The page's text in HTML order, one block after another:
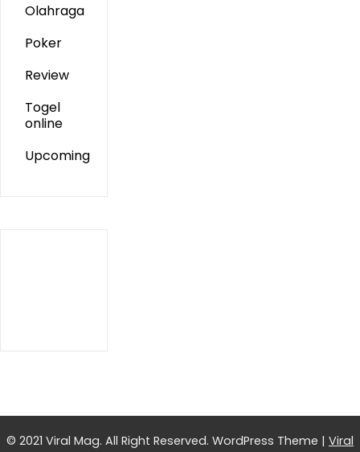
Olahraga
Poker
Review
Togel
online
Upcoming
© 2021 Viral Mag. All Right Reserved. WordPress Theme | Viral